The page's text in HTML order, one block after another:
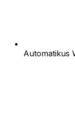
Automatikus